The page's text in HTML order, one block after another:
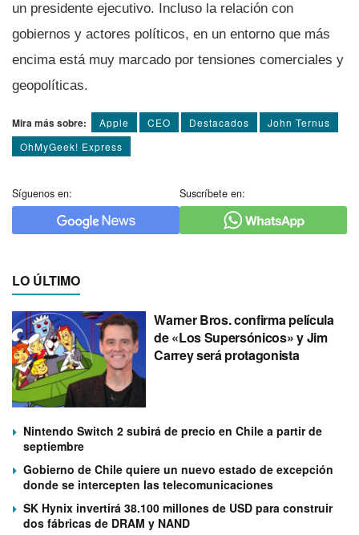
un presidente ejecutivo. Incluso la relación con
gobiernos y actores políticos, en un entorno que más
encima está muy marcado por tensiones comerciales y
geopolíticas.
Mira más sobre: Apple CEO Destacados
John Ternus
OhMyGeek! Express
Síguenos en: Suscríbete en:
LO ÚLTIMO
Warner Bros. confirma película
de «Los Supersónicos» y Jim
Carrey será protagonista
Nintendo Switch 2 subirá de precio en Chile a partir de
septiembre
Gobierno de Chile quiere un nuevo estado de excepción
donde se intercepten las telecomunicaciones
SK Hynix invertirá 38.100 millones de USD para construir
dos fábricas de DRAM y NAND